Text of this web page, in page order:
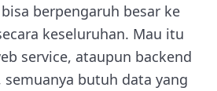
berpengaruh besar ke
keseluruhan. Mau itu
service, ataupun backend
butuh data yang